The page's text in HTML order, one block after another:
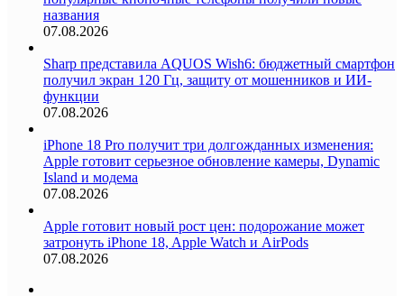
названия
07.08.2026
Sharp представила AQUOS Wish6: бюджетный смартфон
получил экран 120 Гц, защиту от мошенников и ИИ-
функции
07.08.2026
iPhone 18 Pro получит три долгожданных изменения:
Apple готовит серьезное обновление камеры, Dynamic
Island и модема
07.08.2026
Apple готовит новый рост цен: подорожание может
затронуть iPhone 18, Apple Watch и AirPods
07.08.2026